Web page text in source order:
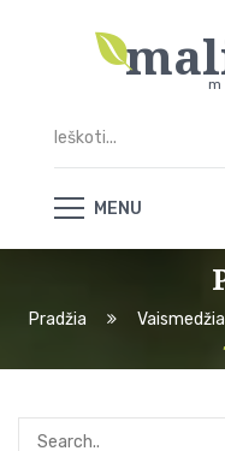
MENU
Pradžia